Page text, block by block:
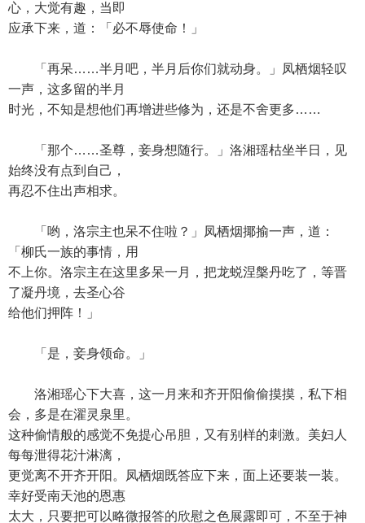
心，大觉有趣，当即
应承下来，道：「必不辱使命！」
「再呆……半月吧，半月后你们就动身。」凤栖烟轻叹
一声，这多留的半月
时光，不知是想他们再增进些修为，还是不舍更多……
「那个……圣尊，妾身想随行。」洛湘瑶枯坐半日，见
始终没有点到自己，
再忍不住出声相求。
「哟，洛宗主也呆不住啦？」凤栖烟揶揄一声，道：
「柳氏一族的事情，用
不上你。洛宗主在这里多呆一月，把龙蜕涅槃丹吃了，等晋
了凝丹境，去圣心谷
给他们押阵！」
「是，妾身领命。」
洛湘瑶心下大喜，这一月来和齐开阳偷偷摸摸，私下相
会，多是在濯灵泉里。
这种偷情般的感觉不免提心吊胆，又有别样的刺激。美妇人
每每泄得花汁淋漓，
更觉离不开齐开阳。凤栖烟既答应下来，面上还要装一装。
幸好受南天池的恩惠
太大，只要把可以略微报答的欣慰之色展露即可，不至于神